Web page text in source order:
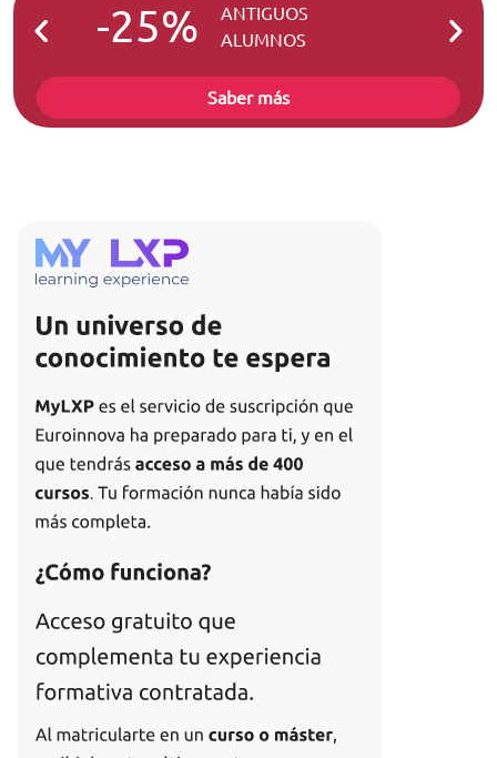
-25%
ANTIGUOS
ALUMNOS
-
Saber más